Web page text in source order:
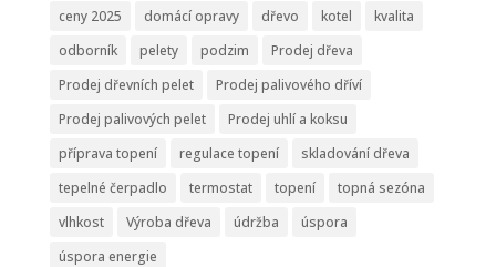
ceny 2025 domácí opravy dřevo kotel
kvalita
odborník
pelety podzim
Prodej dřeva
Prodej dřevních pelet
Prodej palivového dříví
Prodej palivových pelet
Prodej uhlí a koksu
příprava topení
regulace topení
skladování dřeva
tepelné čerpadlo
termostat topení
topná sezóna
vlhkost
Výroba dřeva údržba
úspora
úspora energie